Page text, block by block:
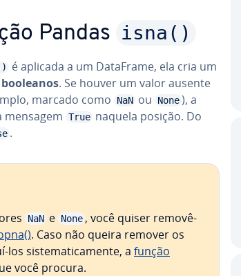
Pandas isna()
é aplicada a um DataFrame, ela cria um
. Se houver um valor ausente
marcado como
NaN ou None ), a
True naquela posição. Do
.
NaN e None , você quiser removê-
. Caso não queira remover os
los sis­te­ma­ti­ca­mente, a função
você procura.